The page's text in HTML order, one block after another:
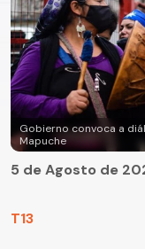
Gobierno convoca a
Mapuche
T13
5 de Agosto de